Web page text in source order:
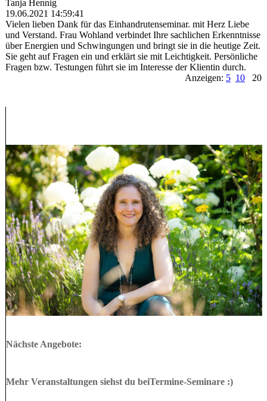
Tanja Hennig
19.06.2021 14:59:41
Vielen lieben Dank für das Einhandrutenseminar. mit Herz Liebe
und Verstand. Frau Wohland verbindet Ihre sachlichen Erkenntnisse
über Energien und Schwingungen und bringt sie in die heutige Zeit.
Sie geht auf Fragen ein und erklärt sie mit Leichtigkeit. Persönliche
Fragen bzw. Testungen führt sie im Interesse der Klientin durch.
Anzeigen: 5 10 20
Nächste Angebote:
Mehr Veranstaltungen siehst du beiTermine-Seminare :)